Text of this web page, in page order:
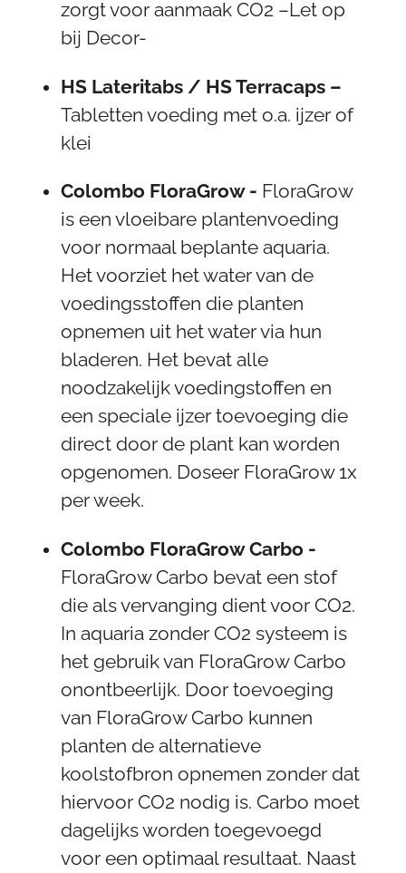
zorgt voor aanmaak CO2 –Let op
bij Decor-
HS Lateritabs / HS Terracaps –
Tabletten voeding met o.a. ijzer of
klei
Colombo FloraGrow - FloraGrow
is een vloeibare plantenvoeding
voor normaal beplante aquaria.
Het voorziet het water van de
voedingsstoffen die planten
opnemen uit het water via hun
bladeren. Het bevat alle
noodzakelijk voedingstoffen en
een speciale ijzer toevoeging die
direct door de plant kan worden
opgenomen. Doseer FloraGrow 1x
per week.
Colombo FloraGrow Carbo -
FloraGrow Carbo bevat een stof
die als vervanging dient voor CO2.
In aquaria zonder CO2 systeem is
het gebruik van FloraGrow Carbo
onontbeerlijk. Door toevoeging
van FloraGrow Carbo kunnen
planten de alternatieve
koolstofbron opnemen zonder dat
hiervoor CO2 nodig is. Carbo moet
dagelijks worden toegevoegd
voor een optimaal resultaat. Naast